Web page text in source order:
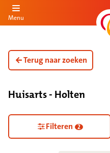
de inhoud
Menu
Terug naar zoeken
Huisarts - Holten
Zorgdiensten verborgen
Filteren 2